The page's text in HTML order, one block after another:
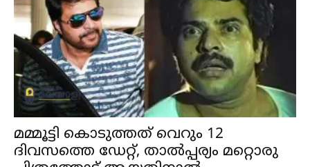
മമ്മൂട്ടി കൊടുത്തത് വെറും 12
ദിവസത്തെ ഡേറ്റ്, താൽപ്പര്യം മറ്റൊരു